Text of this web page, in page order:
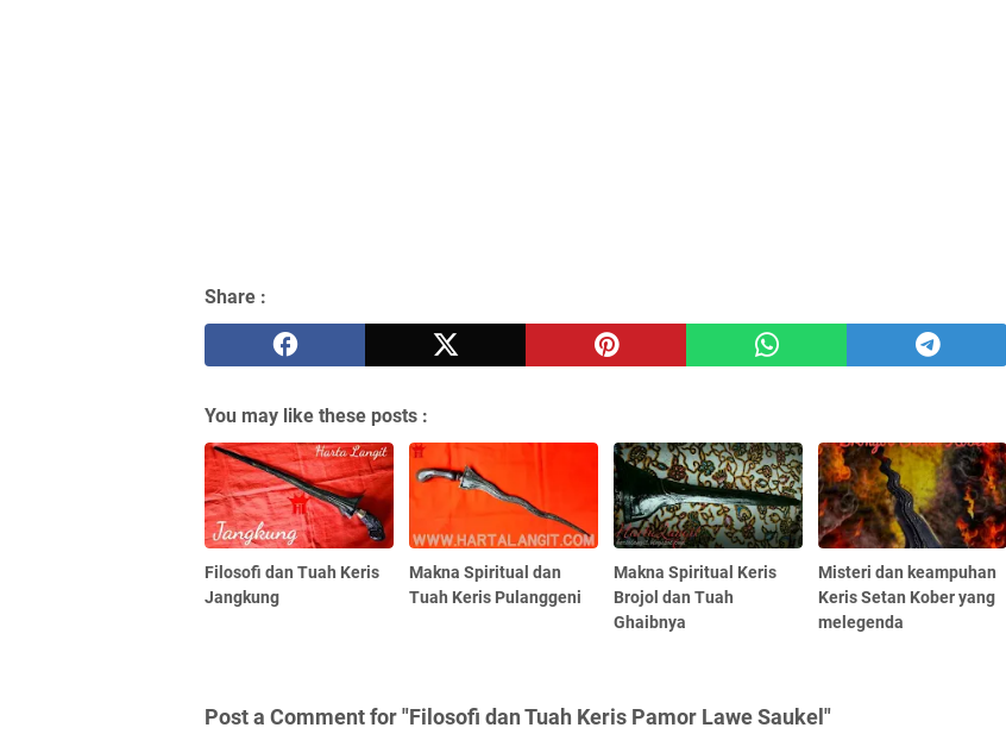
Share :
You may like these posts :
Filosofi dan Tuah Keris
Jangkung
Makna Spiritual dan
Tuah Keris Pulanggeni
Makna Spiritual Keris
Brojol dan Tuah
Ghaibnya
Misteri dan keampuhan
Keris Setan Kober yang
melegenda
Post a Comment for "Filosofi dan Tuah Keris Pamor Lawe Saukel"